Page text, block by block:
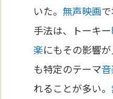
いた。無声映画
手法は、トーキー
楽にもその影響
も特定のテーマ
れることが多い。